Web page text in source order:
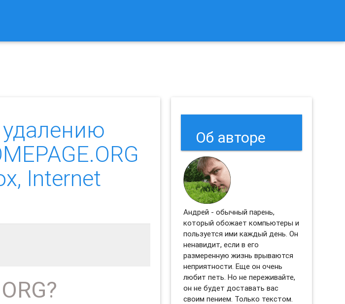
Internet
Об авторе
Андрей - обычный парень,
который обожает компьютеры и
пользуется ими каждый день. Он
ненавидит, если в его
размеренную жизнь врываются
неприятности. Еще он очень
любит петь. Но не переживайте,
он не будет доставать вас
своим пением. Только текстом.